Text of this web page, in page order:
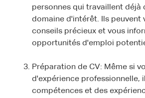
personnes qui travaillent déjà
domaine d'intérêt. Ils peuvent
conseils précieux et vous
opportunités d'emploi
Préparation de CV: Même si
d'expérience professionnelle,
compétences et des